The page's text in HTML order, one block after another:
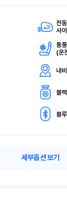
전동
사
통
(운
내
블
블
세부옵션 보기